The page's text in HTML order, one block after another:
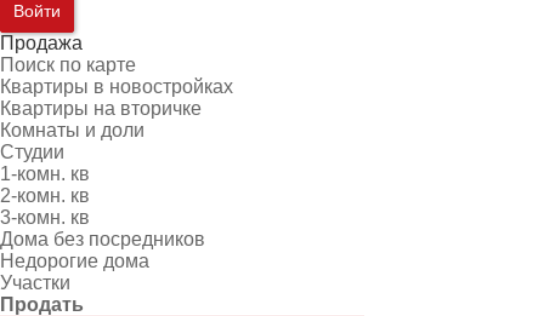
Войти
Продажа
Поиск по карте
Квартиры в новостройках
Квартиры на вторичке
Комнаты и доли
Студии
1-комн. кв
2-комн. кв
3-комн. кв
Дома без посредников
Недорогие дома
Участки
Продать